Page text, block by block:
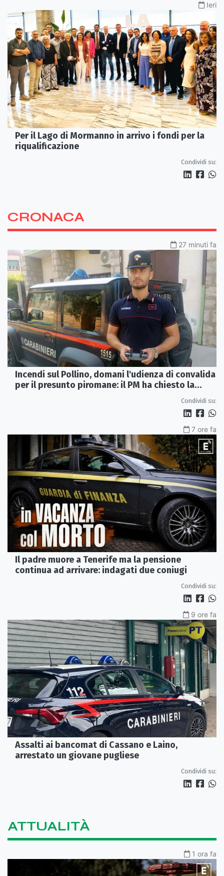
Ieri
Per il Lago di Mormanno in arrivo i fondi per la
riqualificazione
Condividi su:
CRONACA
27 minuti fa
Incendi sul Pollino, domani l'udienza di convalida
per il presunto piromane: il PM ha chiesto la
Condividi su:
7 ore fa
Il padre muore a Tenerife ma la pensione
continua ad arrivare: indagati due coniugi
Condividi su:
9 ore fa
Assalti ai bancomat di Cassano e Laino,
arrestato un giovane pugliese
Condividi su:
ATTUALITÀ
1 ora fa